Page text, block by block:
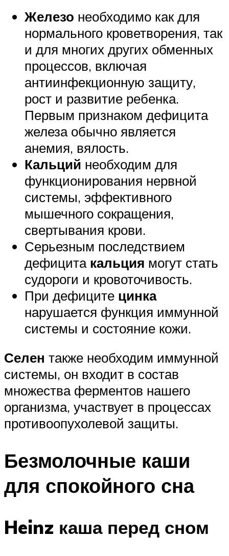
Железо необходимо как для
нормального кроветворения, так
и для многих других обменных
процессов, включая
антиинфекционную защиту,
рост и развитие ребенка.
Первым признаком дефицита
железа обычно является
анемия, вялость.
Кальций необходим для
функционирования нервной
системы, эффективного
мышечного сокращения,
свертывания крови.
Серьезным последствием
дефицита кальция могут стать
судороги и кровоточивость.
При дефиците цинка
нарушается функция иммунной
системы и состояние кожи.
Селен также необходим иммунной
системы, он входит в состав
множества ферментов нашего
организма, участвует в процессах
противоопухолевой защиты.
Безмолочные каши
для спокойного сна
Heinz каша перед сном